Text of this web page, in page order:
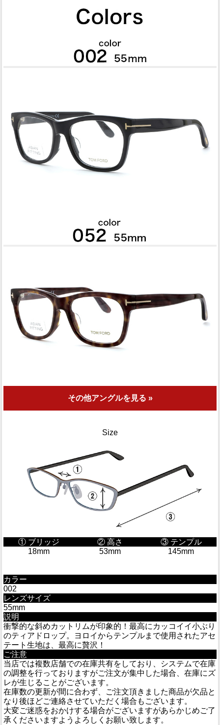
その他アングルを見る »
Size
① ブリッジ ② 高さ
③ テンプル
18mm
53mm 145mm
カラー
002
レンズサイズ
55mm
説明
衝撃的な斜めカットリムが印象的！最高にカッコイイ小ぶり
のティアドロップ。ヨロイからテンプルまで使用されたアセ
テート生地は、最高に贅沢！
ご注意
当店では複数店舗での在庫共有をしており、システムで在庫
の調整を行っておりますがご注文が集中した場合、在庫にズ
レが生じることがございます。
在庫数の更新が間に合わず、ご注文頂きました商品が欠品と
なり後ほどご連絡させていただく場合もございます。
大変ご迷惑をおかけする場合がございますがあらかじめご了
承くださいますようよろしくお願い致します。